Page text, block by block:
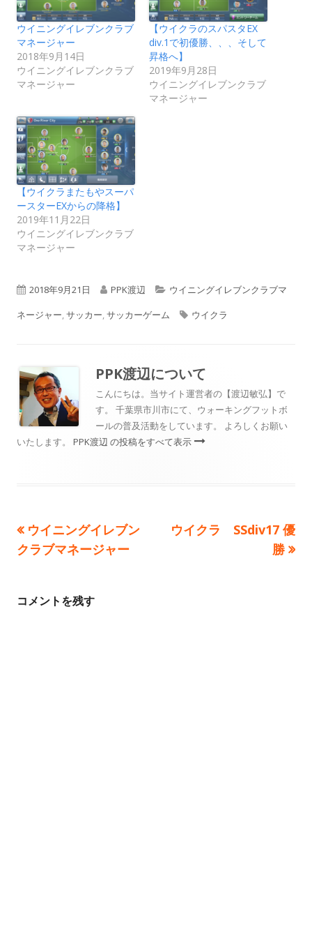
ウイニングイレブンクラブ
マネージャー
2018年9月14日
ウイニングイレブンクラブ
マネージャー
【ウイクラのスパスタEX
div.1で初優勝、、、そして
昇格へ】
2019年9月28日
ウイニングイレブンクラブ
マネージャー
【ウイクラまたもやスーパ
ースターEXからの降格】
2019年11月22日
ウイニングイレブンクラブ
マネージャー
公
開
2018年9月21日
作
成
PPK渡辺
カ
ー
ウイニングイレブンクラブマ
ネージャー サッカー サッカーゲーム
タ
ウイクラ
PPK渡辺について
こんにちは。当サイト運営者の【渡辺敏弘】で
す。 千葉県市川市にて、ウォーキングフットボ
ールの普及活動をしています。 よろしくお願い
いたします。 PPK渡辺 の投稿をすべて表示
投
稿
ナ
前
の
ウイニングイレブン
クラブマネージャー
次
ウイクラ SSdiv17 優
勝
コメントを残す